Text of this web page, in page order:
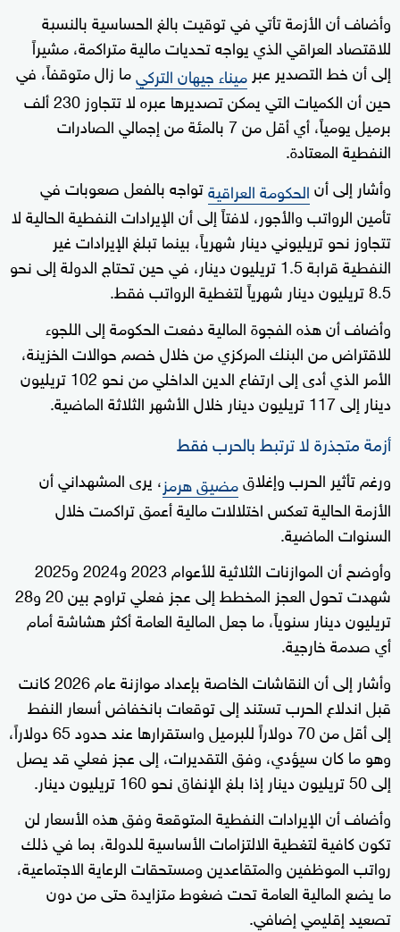
وأضاف أن الأزمة تأتي في توقيت بالغ الحساسية بالنسبة
للاقتصاد العراقي الذي يواجه تحديات مالية متراكمة، مشيراً
إلى أن خط التصدير عبر ميناء جيهان التركيما زال متوقفاً، في
حين أن الكميات التي يمكن تصديرها عبره لا تتجاوز 230 ألف
برميل يومياً، أي أقل من 7 بالمئة من إجمالي الصادرات
النفطية المعتادة.
وأشار إلى أنالحكومة العراقيةتواجه بالفعل صعوبات في
تأمين الرواتب والأجور، لافتاً إلى أن الإيرادات النفطية الحالية لا
تتجاوز نحو تريليوني دينار شهرياً، بينما تبلغ الإيرادات غير
النفطية قرابة 1.5 تريليون دينار، في حين تحتاج الدولة إلى نحو
8.5 تريليون دينار شهرياً لتغطية الرواتب فقط.
وأضاف أن هذه الفجوة المالية دفعت الحكومة إلى اللجوء
للاقتراض من البنك المركزي من خلال خصم حوالات الخزينة،
الأمر الذي أدى إلى ارتفاع الدين الداخلي من نحو 102 تريليون
دينار إلى 117 تريليون دينار خلال الأشهر الثلاثة الماضية.
أزمة متجذرة لا ترتبط بالحرب فقط
ورغم تأثير الحرب وإغلاقمضيق هرمز، يرى المشهداني أن
الأزمة الحالية تعكس اختلالات مالية أعمق تراكمت خلال
السنوات الماضية.
وأوضح أن الموازنات الثلاثية للأعوام 2023 و2024 و2025
شهدت تحول العجز المخطط إلى عجز فعلي تراوح بين 20 و28
تريليون دينار سنوياً، ما جعل المالية العامة أكثر هشاشة أمام
أي صدمة خارجية.
وأشار إلى أن النقاشات الخاصة بإعداد موازنة عام 2026 كانت
قبل اندلاع الحرب تستند إلى توقعات بانخفاض أسعار النفط
إلى أقل من 70 دولاراً للبرميل واستقرارها عند حدود 65 دولاراً،
وهو ما كان سيؤدي، وفق التقديرات، إلى عجز فعلي قد يصل
إلى 50 تريليون دينار إذا بلغ الإنفاق نحو 160 تريليون دينار.
وأضاف أن الإيرادات النفطية المتوقعة وفق هذه الأسعار لن
تكون كافية لتغطية الالتزامات الأساسية للدولة، بما في ذلك
رواتب الموظفين والمتقاعدين ومستحقات الرعاية الاجتماعية،
ما يضع المالية العامة تحت ضغوط متزايدة حتى من دون
تصعيد إقليمي إضافي.